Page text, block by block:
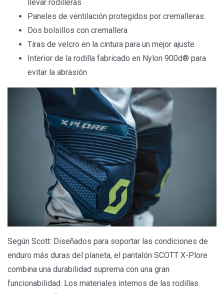
llevar rodilleras
Paneles de ventilación protegidos por cremalleras.
Dos bolsillos con cremallera
Tiras de velcro en la cintura para un mejor ajuste
Interior de la rodilla fabricado en Nylon 900d® para
evitar la abrasión
Según Scott: Diseñados para soportar las condiciones de
enduro más duras del planeta, el pantalón SCOTT X-Plore
combina una durabilidad suprema con una gran
funcionabilidad. Los materiales internos de las rodillas